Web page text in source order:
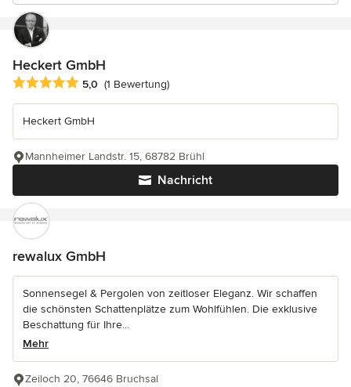
Heckert GmbH
Durchschnittliche Bewertung: 5 von 5 Sternen
5,0 (1 Bewertung)
Heckert GmbH
Nachricht
Mannheimer Landstr. 15, 68782 Brühl
rewalux GmbH
Sonnensegel & Pergolen von zeitloser Eleganz. Wir schaffen
die schönsten Schattenplätze zum Wohlfühlen. Die exklusive
Beschattung für Ihre...
Mehr
Zeiloch 20, 76646 Bruchsal